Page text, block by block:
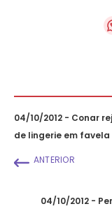
04/10/2012 - Conar
de lingerie em
ANTERIOR
04/10/2012 -